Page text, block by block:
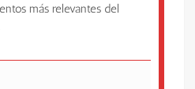
más relevantes del